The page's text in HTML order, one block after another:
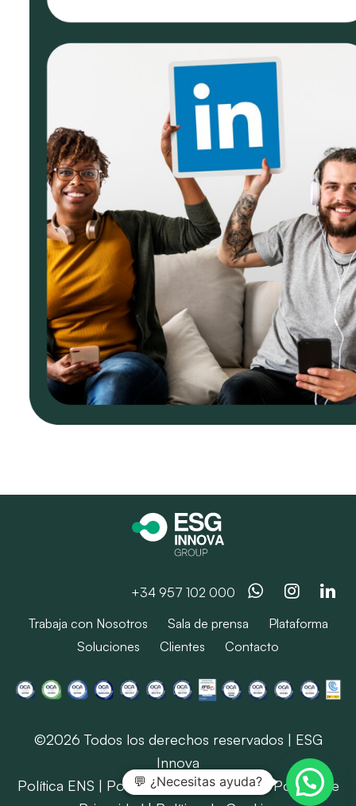
+34 957 102 000 Whatsapp
Trabaja con Nosotros Sala de prensa
Plataforma
Soluciones
Clientes Contacto
©2026 Todos los derechos reservados | ESG
Innova
Política ENS | Política SIG|Aviso Legal|Política de
💬 ¿Necesitas ayuda?